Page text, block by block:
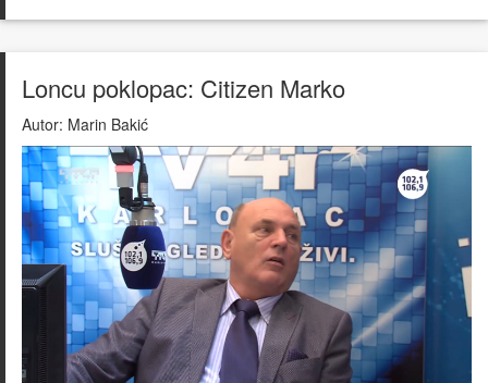
Loncu poklopac: Citizen Marko
Autor: Marin Bakić